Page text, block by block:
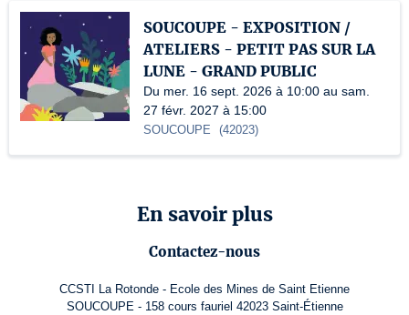
SOUCOUPE - EXPOSITION /
ATELIERS - PETIT PAS SUR LA
LUNE - GRAND PUBLIC
Du mer. 16 sept. 2026 à 10:00 au sam.
27 févr. 2027 à 15:00
SOUCOUPE (42023)
En savoir plus
Contactez-nous
CCSTI La Rotonde - Ecole des Mines de Saint Etienne
SOUCOUPE - 158 cours fauriel 42023 Saint-Étienne